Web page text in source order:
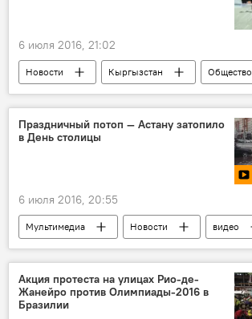
6 июля 2016, 21:02
Новости Кыргызстан
Общество
Илим Карыпбеков
УТРК
телеканал
студия
Праздничный потоп — Астану затопило
в День столицы
6 июля 2016, 20:55
Мультимедиа Новости
видео
Происшествия
В мире
Азия
Акция протеста на улицах Рио-де-
Жанейро против Олимпиады-2016 в
Бразилии